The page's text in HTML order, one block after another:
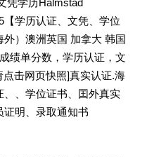
凭学历Halmstad
【学历认证、文凭、学位
）澳洲英国 加拿大 韩国
绩单分数，学历认证，文
击网页快照]真实认证.海
、学位证书、囯外真实
明、录取通知书